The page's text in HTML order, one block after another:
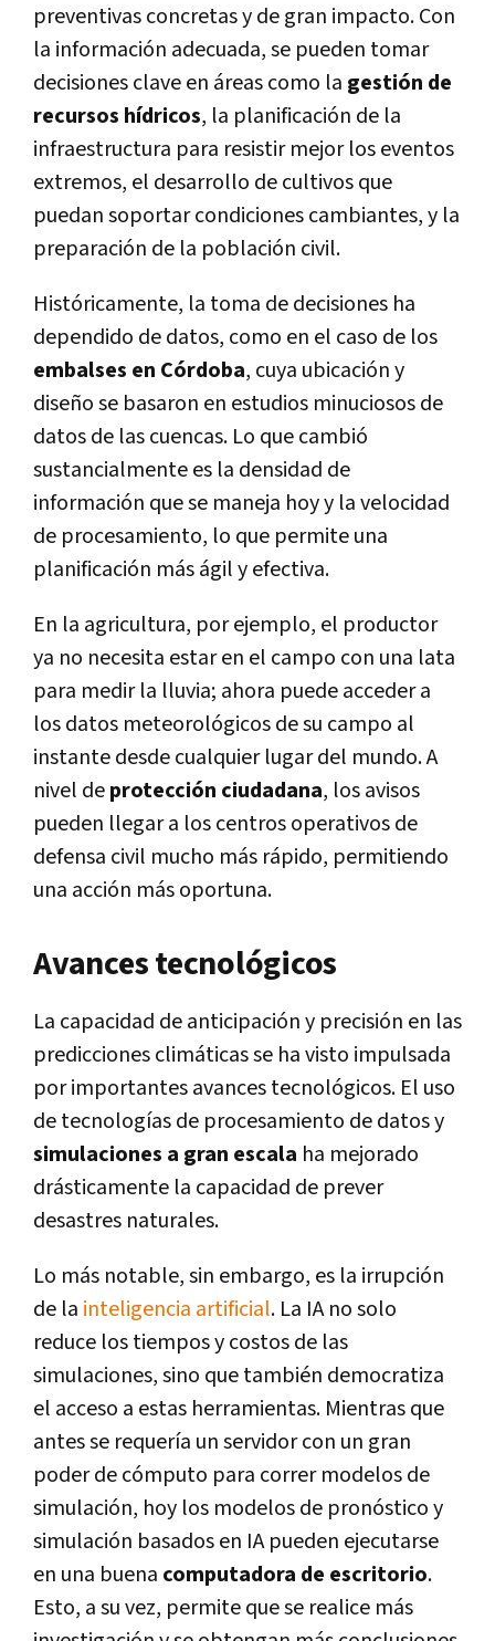
preventivas concretas y de gran impacto. Con
la información adecuada, se pueden tomar
decisiones clave en áreas como la gestión de
recursos hídricos, la planificación de la
infraestructura para resistir mejor los eventos
extremos, el desarrollo de cultivos que
puedan soportar condiciones cambiantes, y la
preparación de la población civil.
Históricamente, la toma de decisiones ha
dependido de datos, como en el caso de los
embalses en Córdoba, cuya ubicación y
diseño se basaron en estudios minuciosos de
datos de las cuencas. Lo que cambió
sustancialmente es la densidad de
información que se maneja hoy y la velocidad
de procesamiento, lo que permite una
planificación más ágil y efectiva.
En la agricultura, por ejemplo, el productor
ya no necesita estar en el campo con una lata
para medir la lluvia; ahora puede acceder a
los datos meteorológicos de su campo al
instante desde cualquier lugar del mundo. A
nivel deprotección ciudadana, los avisos
pueden llegar a los centros operativos de
defensa civil mucho más rápido, permitiendo
una acción más oportuna.
Avances tecnológicos
La capacidad de anticipación y precisión en las
predicciones climáticas se ha visto impulsada
por importantes avances tecnológicos. El uso
de tecnologías de procesamiento de datos y
simulaciones a gran escala ha mejorado
drásticamente la capacidad de prever
desastres naturales.
Lo más notable, sin embargo, es la irrupción
de la inteligencia artificial. La IA no solo
reduce los tiempos y costos de las
simulaciones, sino que también democratiza
el acceso a estas herramientas. Mientras que
antes se requería un servidor con un gran
poder de cómputo para correr modelos de
simulación, hoy los modelos de pronóstico y
simulación basados en IA pueden ejecutarse
en una buena computadora de escritorio.
Esto, a su vez, permite que se realice más